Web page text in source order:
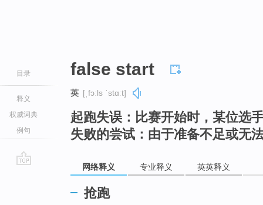
目录
释义
权威词典
例句
false start
英 [ˌfɔːls ˈstɑːt]
起跑失误：比赛开始时，某位选
失败的尝试：由于准备不足或无
网络释义 专业释义 英英释义
抢跑